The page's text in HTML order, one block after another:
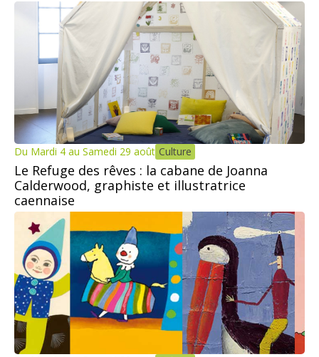
Du Mardi 4 au Samedi 29 août Culture
Le Refuge des rêves : la cabane de Joanna
Calderwood, graphiste et illustratrice
caennaise